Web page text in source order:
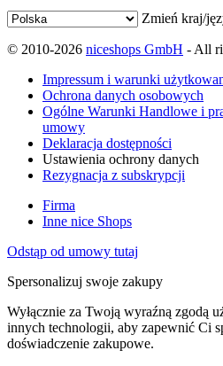
Zmień kraj/
© 2010-2026 niceshops GmbH - All
Impressum i warunki
Ochrona danych osobowych
Ogólne Warunki Handlowe i
umowy
Deklaracja dostępności
Ustawienia ochrony danych
Rezygnacja z subskrypcji
Firma
Inne nice Shops
Odstąp od umowy tutaj
Spersonalizuj swoje zakupy
Wyłącznie za Twoją wyraźną zgodą
innych technologii, aby zapewnić Ci
doświadczenie zakupowe.